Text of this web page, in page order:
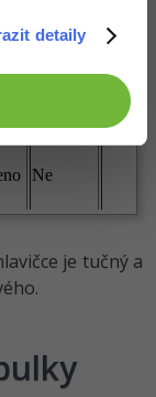
detaily
je tučný a